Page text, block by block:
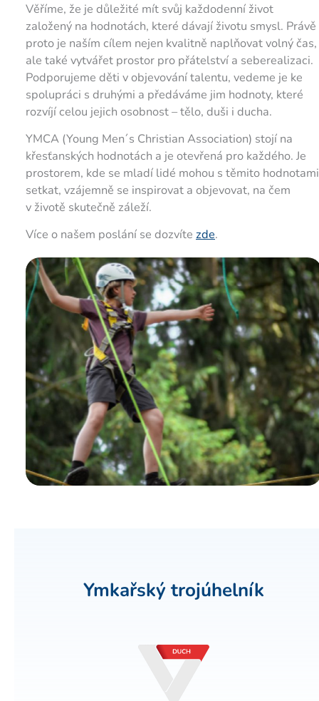
Věříme, že je důležité mít svůj každodenní život
založený na hodnotách, které dávají životu smysl. Právě
proto je naším cílem nejen kvalitně naplňovat volný čas,
ale také vytvářet prostor pro přátelství a seberealizaci.
Podporujeme děti v objevování talentu, vedeme je ke
spolupráci s druhými a předáváme jim hodnoty, které
rozvíjí celou jejich osobnost – tělo, duši i ducha.
YMCA (Young Men´s Christian Association) stojí na
křesťanských hodnotách a je otevřená pro každého. Je
prostorem, kde se mladí lidé mohou s těmito hodnotami
setkat, vzájemně se inspirovat a objevovat, na čem
v životě skutečně záleží.
Více o našem poslání se dozvíte zde.
Ymkařský trojúhelník